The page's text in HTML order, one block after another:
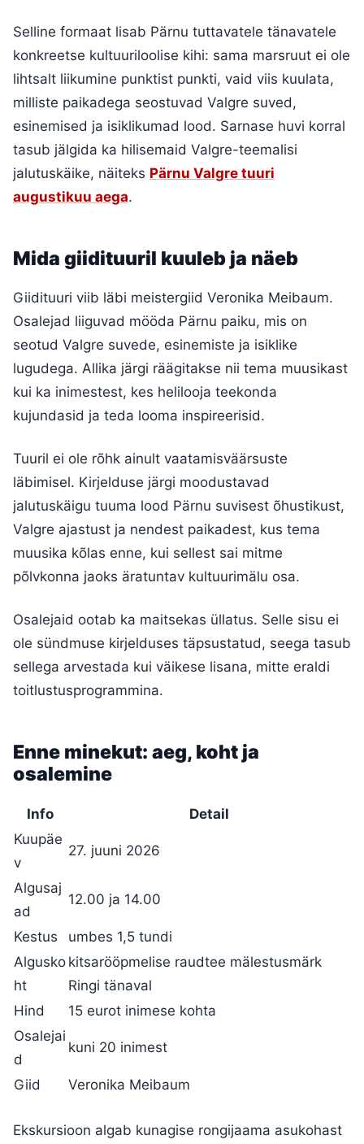
Selline formaat lisab Pärnu tuttavatele tänavatele
konkreetse kultuuriloolise kihi: sama marsruut ei ole
lihtsalt liikumine punktist punkti, vaid viis kuulata,
milliste paikadega seostuvad Valgre suved,
esinemised ja isiklikumad lood. Sarnase huvi korral
tasub jälgida ka hilisemaid Valgre-teemalisi
jalutuskäike, näiteks Pärnu Valgre tuuri
augustikuu aega.
Mida giidituuril kuuleb ja näeb
Giidituuri viib läbi meistergiid Veronika Meibaum.
Osalejad liiguvad mööda Pärnu paiku, mis on
seotud Valgre suvede, esinemiste ja isiklike
lugudega. Allika järgi räägitakse nii tema muusikast
kui ka inimestest, kes helilooja teekonda
kujundasid ja teda looma inspireerisid.
Tuuril ei ole rõhk ainult vaatamisväärsuste
läbimisel. Kirjelduse järgi moodustavad
jalutuskäigu tuuma lood Pärnu suvisest õhustikust,
Valgre ajastust ja nendest paikadest, kus tema
muusika kõlas enne, kui sellest sai mitme
põlvkonna jaoks äratuntav kultuurimälu osa.
Osalejaid ootab ka maitsekas üllatus. Selle sisu ei
ole sündmuse kirjelduses täpsustatud, seega tasub
sellega arvestada kui väikese lisana, mitte eraldi
toitlustusprogrammina.
Enne minekut: aeg, koht ja
osalemine
Info
Detail
Kuupäe
v
27. juuni 2026
Algusaj
ad
12.00 ja 14.00
Kestus
umbes 1,5 tundi
Algusko
ht
kitsarööpmelise raudtee mälestusmärk
Ringi tänaval
Hind
15 eurot inimese kohta
Osalejai
d
kuni 20 inimest
Giid Veronika Meibaum
Ekskursioon algab kunagise rongijaama asukohast